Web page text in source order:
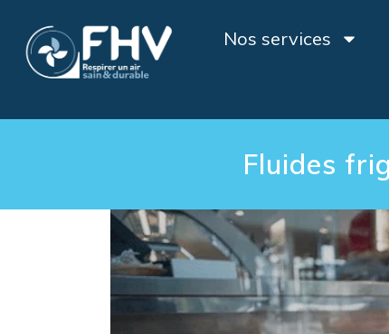
Nos services
Fluides